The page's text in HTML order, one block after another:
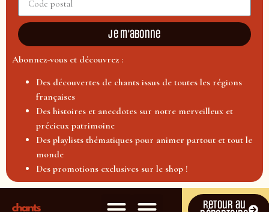
Je m'abonne
Abonnez-vous et découvrez :
Des découvertes de chants issus de toutes les régions
françaises
Des histoires et anecdotes sur notre merveilleux et
précieux patrimoine
Des playlists thématiques pour animer partout et tout le
monde
Des promotions exclusives sur le shop !
Retour au